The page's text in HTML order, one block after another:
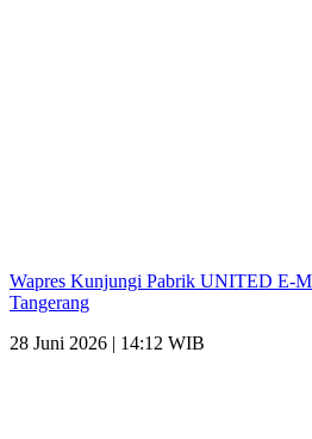
Wapres Kunjungi Pabrik UNITED E-
Tangerang
28 Juni 2026 | 14:12 WIB